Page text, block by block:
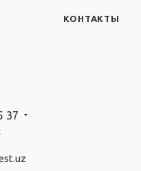
КОНТАКТЫ
37